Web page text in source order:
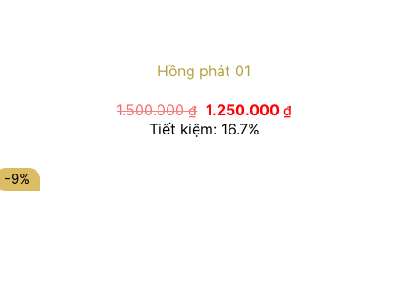
Hồng phát 01
1.500.000₫ Giá
gốc
là:
1.250.000 ₫Giá
hiện
Tiết kiệm: 16.7%
-9%